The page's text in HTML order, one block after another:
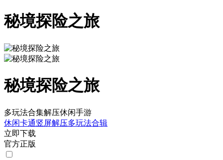
秘境探险之旅
秘境探险之旅
多玩法合集解压休闲手游
休闲卡通竖屏解压多玩法合辑
立即下载
官方正版